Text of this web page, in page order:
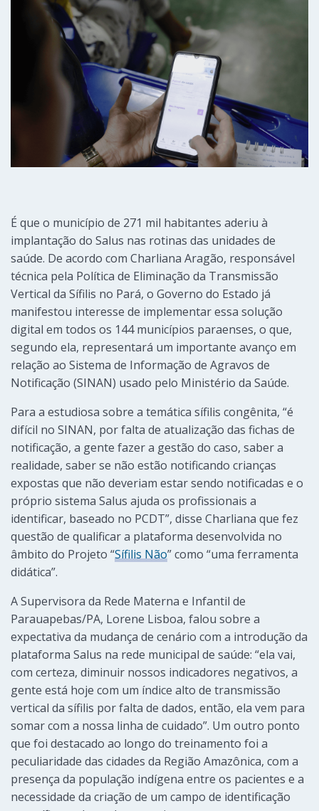
É que o município de 271 mil habitantes aderiu à
implantação do Salus nas rotinas das unidades de
saúde. De acordo com Charliana Aragão, responsável
técnica pela Política de Eliminação da Transmissão
Vertical da Sífilis no Pará, o Governo do Estado já
manifestou interesse de implementar essa solução
digital em todos os 144 municípios paraenses, o que,
segundo ela, representará um importante avanço em
relação ao Sistema de Informação de Agravos de
Notificação (SINAN) usado pelo Ministério da Saúde.
Para a estudiosa sobre a temática sífilis congênita, “é
difícil no SINAN, por falta de atualização das fichas de
notificação, a gente fazer a gestão do caso, saber a
realidade, saber se não estão notificando crianças
expostas que não deveriam estar sendo notificadas e o
próprio sistema Salus ajuda os profissionais a
identificar, baseado no PCDT”, disse Charliana que fez
questão de qualificar a plataforma desenvolvida no
âmbito do Projeto “Sífilis Não” como “uma ferramenta
didática”.
A Supervisora da Rede Materna e Infantil de
Parauapebas/PA, Lorene Lisboa, falou sobre a
expectativa da mudança de cenário com a introdução da
plataforma Salus na rede municipal de saúde: “ela vai,
com certeza, diminuir nossos indicadores negativos, a
gente está hoje com um índice alto de transmissão
vertical da sífilis por falta de dados, então, ela vem para
somar com a nossa linha de cuidado”. Um outro ponto
que foi destacado ao longo do treinamento foi a
peculiaridade das cidades da Região Amazônica, com a
presença da população indígena entre os pacientes e a
necessidade da criação de um campo de identificação